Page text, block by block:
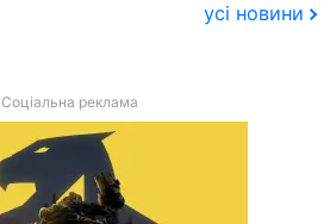
усі новини
Соціальна реклама